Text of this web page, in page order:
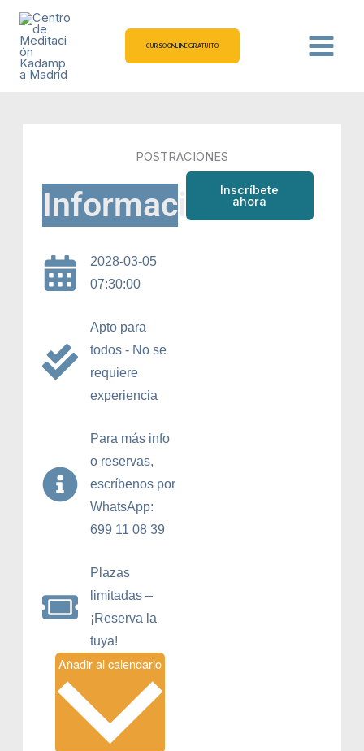
contenido
CURSO ONLINE GRATUITO
POSTRACIONES
Información
2028-03-05
07:30:00
Apto para
todos - No se
requiere
experiencia
Para más info
o reservas,
escríbenos por
WhatsApp:
699 11 08 39
Plazas
limitadas –
¡Reserva la
tuya!
Inscríbete
ahora